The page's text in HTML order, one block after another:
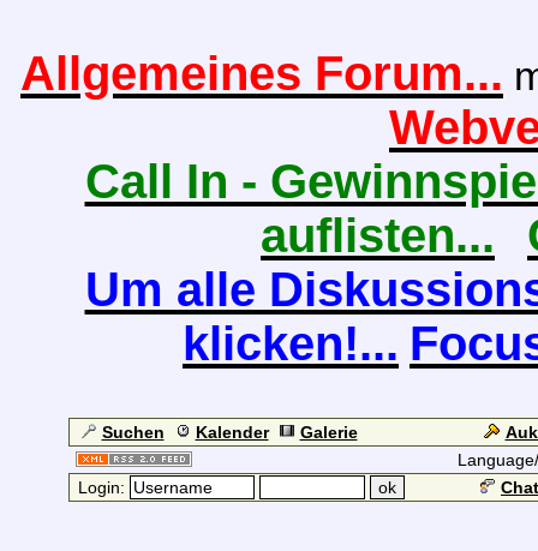
Allgemeines Forum...
Call In -
auflisten...
Um alle
klicken!...
Suchen Kalender Galerie
Login: